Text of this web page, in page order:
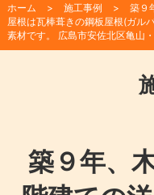
ホーム 施工事例
築９
屋根は瓦棒葺きの鋼板屋根(ガル
素材です。 広島市安佐北区亀山
築９年、